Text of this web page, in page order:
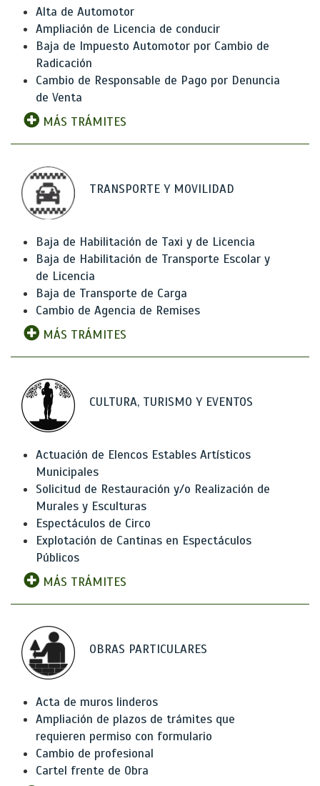
Alta de Automotor
Ampliación de Licencia de conducir
Baja de Impuesto Automotor por Cambio de
Radicación
Cambio de Responsable de Pago por Denuncia
de Venta
MÁS TRÁMITES
TRANSPORTE Y MOVILIDAD
Baja de Habilitación de Taxi y de Licencia
Baja de Habilitación de Transporte Escolar y
de Licencia
Baja de Transporte de Carga
Cambio de Agencia de Remises
MÁS TRÁMITES
CULTURA, TURISMO Y EVENTOS
Actuación de Elencos Estables Artísticos
Municipales
Solicitud de Restauración y/o Realización de
Murales y Esculturas
Espectáculos de Circo
Explotación de Cantinas en Espectáculos
Públicos
MÁS TRÁMITES
OBRAS PARTICULARES
Acta de muros linderos
Ampliación de plazos de trámites que
requieren permiso con formulario
Cambio de profesional
Cartel frente de Obra